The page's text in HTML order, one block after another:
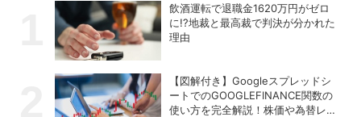
飲酒運転で退職金1620万円がゼロ
に!?地裁と最高裁で判決が分かれた
理由
【図解付き】Googleスプレッドシ
ートでのGOOGLEFINANCE関数の
使い方を完全解説！株価や為替レー